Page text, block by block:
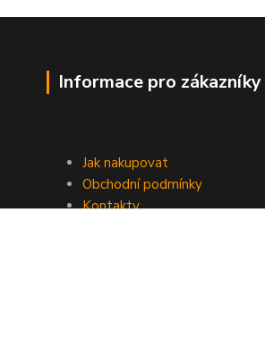
Informace pro zákazníky
Jak nakupovat
Obchodní podmínky
Kontakty